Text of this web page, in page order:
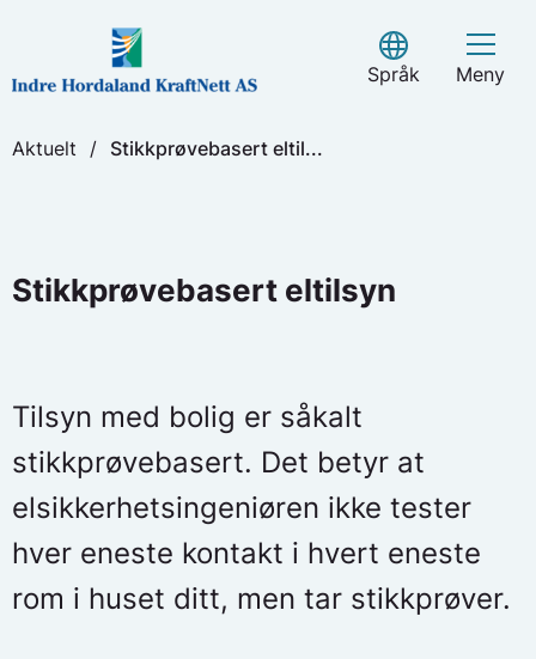
Språk
Select Language
Meny
Aktuelt / Stikkprøvebasert eltil...
Stikkprøvebasert eltilsyn
Tilsyn med bolig er såkalt
stikkprøvebasert. Det betyr at
elsikkerhetsingeniøren ikke tester
hver eneste kontakt i hvert eneste
rom i huset ditt, men tar stikkprøver.